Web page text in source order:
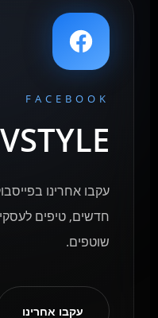
FACEBOOK
VSTYLE
עקבו אחרינו
חדשים, טיפים
שוטפים.
עקבו אחרינו